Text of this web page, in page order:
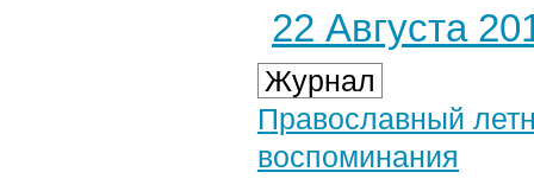
22 Августа
Журнал
Православный
воспоминания